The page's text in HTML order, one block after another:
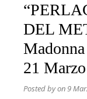
DEL
21
Posted byon 9